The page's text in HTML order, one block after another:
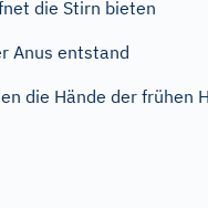
die Stirn bieten
Anus entstand
die Hände der frühen